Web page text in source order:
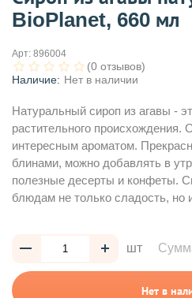
BioPlanet, 660 мл
Арт: 896004
(0 отзывов)
Наличие: Нет в наличии
Натуральный сироп из агавы -
растительного происхождения.
интересным ароматом.
блинами, можно добавлять в
полезные десерты и конфеты.
блюдам не только сладость, но
шт
Нет в